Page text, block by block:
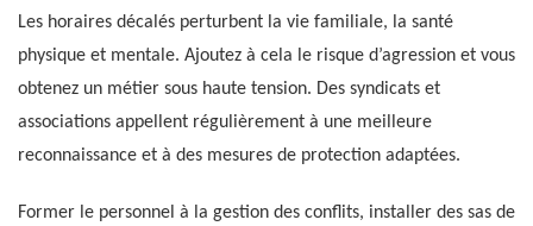
Les horaires décalés perturbent la vie familiale, la santé
physique et mentale. Ajoutez à cela le risque d’agression et vous
obtenez un métier sous haute tension. Des syndicats et
associations appellent régulièrement à une meilleure
reconnaissance et à des mesures de protection adaptées.
Former le personnel à la gestion des conflits, installer des sas de